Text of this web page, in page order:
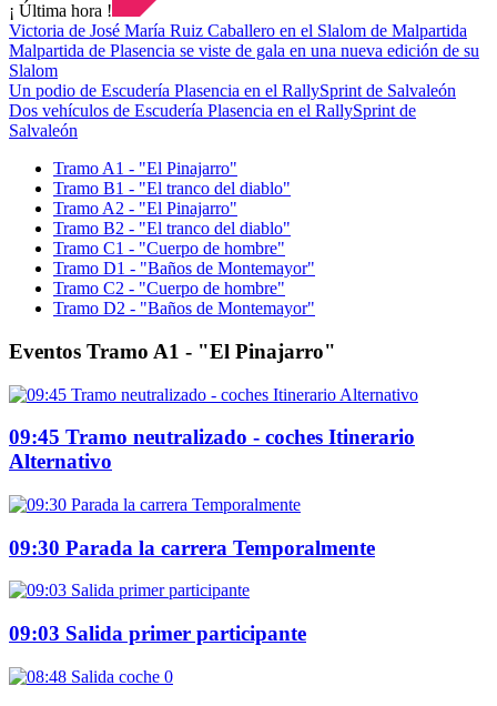
¡ Última hora !
Victoria de José María Ruiz Caballero en el Slalom de Malpartida
Malpartida de Plasencia se viste de gala en una nueva edición de su
Slalom
Un podio de Escudería Plasencia en el RallySprint de Salvaleón
Dos vehículos de Escudería Plasencia en el RallySprint de
Salvaleón
Tramo A1 - "El Pinajarro"
Tramo B1 - "El tranco del diablo"
Tramo A2 - "El Pinajarro"
Tramo B2 - "El tranco del diablo"
Tramo C1 - "Cuerpo de hombre"
Tramo D1 - "Baños de Montemayor"
Tramo C2 - "Cuerpo de hombre"
Tramo D2 - "Baños de Montemayor"
Eventos Tramo A1 - "El Pinajarro"
09:45 Tramo neutralizado - coches Itinerario
Alternativo
09:30 Parada la carrera Temporalmente
09:03 Salida primer participante